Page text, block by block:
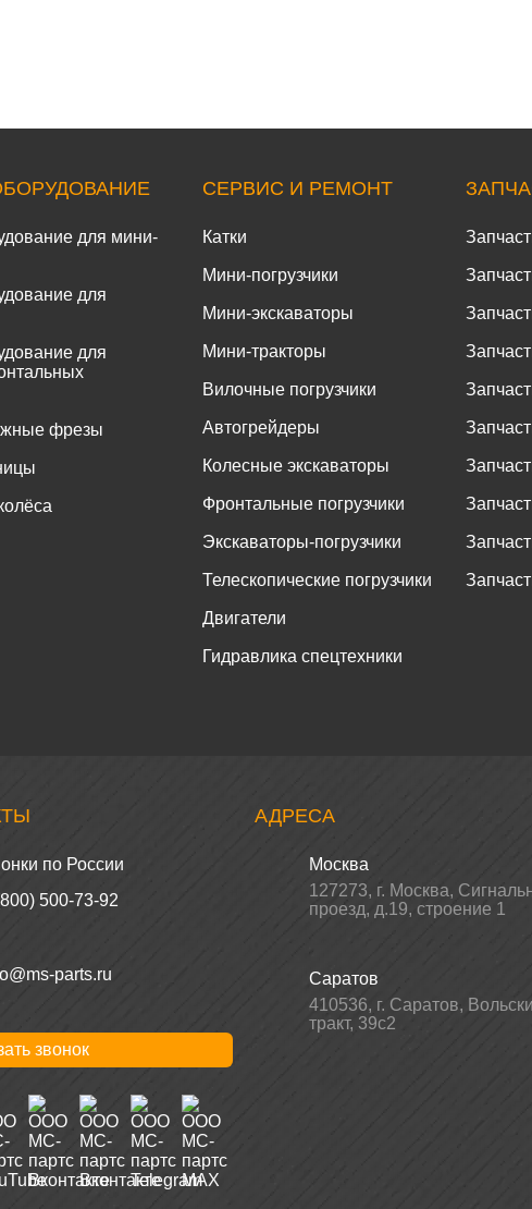
для мини-
для
для
фрезы
СЕРВИС И РЕМОНТ
Катки
Мини-погрузчики
Мини-экскаваторы
Мини-тракторы
Вилочные погрузчики
Автогрейдеры
Колесные экскаваторы
Фронтальные погрузчики
Экскаваторы-погрузчики
Телескопические погрузчики
Двигатели
Гидравлика спецтехники
по России
500-73-92
parts.ru
звонок
АДРЕСА
Москва
127273, г. Москва,
проезд, д.19, строение 1
Саратов
410536, г. Саратов,
тракт, 39с2